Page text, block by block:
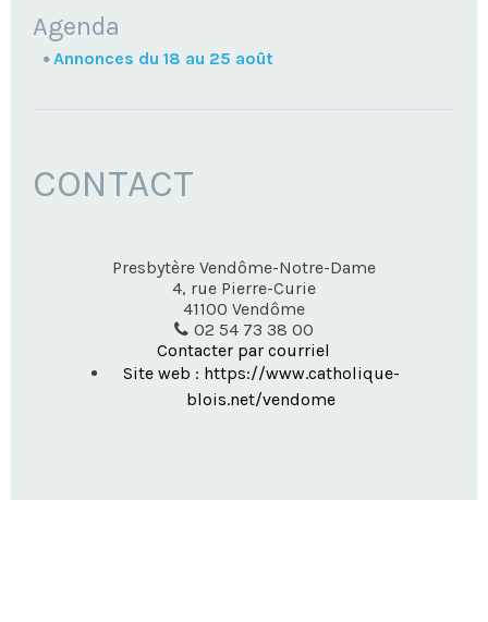
NAVIGATION
Agenda
Annonces du 18 au 25 août
CONTACT
Presbytère Vendôme-Notre-Dame
4, rue Pierre-Curie
41100 Vendôme
02 54 73 38 00
Contacter par courriel
Site web : https://www.catholique-
blois.net/vendome